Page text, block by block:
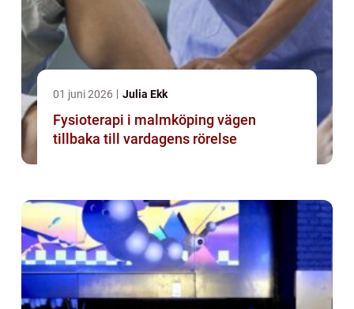
01 juni 2026 Julia Ekk
Fysioterapi i malmköping vägen
tillbaka till vardagens rörelse